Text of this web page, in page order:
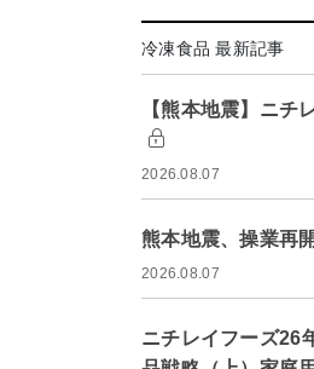
冷凍食品 最新記事
【熊本地震】ニチ
2026.08.07
熊本地震、操業再
2026.08.07
ニチレイフーズ26